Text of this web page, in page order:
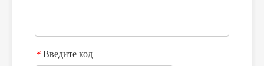
* Введите код